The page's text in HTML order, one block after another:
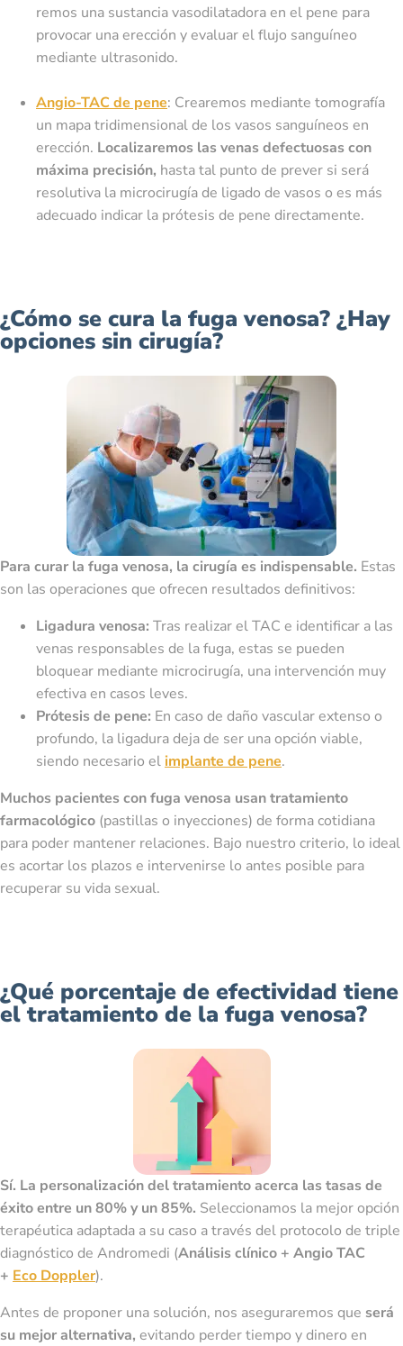
remos una sustancia vasodilatadora en el pene para
provocar una erección y evaluar el flujo sanguíneo
mediante ultrasonido.
Angio-TAC de pene: Crearemos mediante tomografía
un mapa tridimensional de los vasos sanguíneos en
erección. Localizaremos las venas defectuosas con
máxima precisión, hasta tal punto de prever si será
resolutiva la microcirugía de ligado de vasos o es más
adecuado indicar la prótesis de pene directamente.
¿Cómo se cura la fuga venosa? ¿Hay
opciones sin cirugía?
Para curar la fuga venosa, la cirugía es indispensable. Estas
son las operaciones que ofrecen resultados definitivos:
Ligadura venosa: Tras realizar el TAC e identificar a las
venas responsables de la fuga, estas se pueden
bloquear mediante microcirugía, una intervención muy
efectiva en casos leves.
Prótesis de pene: En caso de daño vascular extenso o
profundo, la ligadura deja de ser una opción viable,
siendo necesario el implante de pene.
Muchos pacientes con fuga venosa usan tratamiento
farmacológico (pastillas o inyecciones) de forma cotidiana
para poder mantener relaciones. Bajo nuestro criterio, lo ideal
es acortar los plazos e intervenirse lo antes posible para
recuperar su vida sexual.
¿Qué porcentaje de efectividad tiene
el tratamiento de la fuga venosa?
Sí. La personalización del tratamiento acerca las tasas de
éxito entre un 80% y un 85%. Seleccionamos la mejor opción
terapéutica adaptada a su caso a través del protocolo de triple
diagnóstico de Andromedi (Análisis clínico + Angio TAC
+ Eco Doppler).
Antes de proponer una solución, nos aseguraremos que será
su mejor alternativa, evitando perder tiempo y dinero en